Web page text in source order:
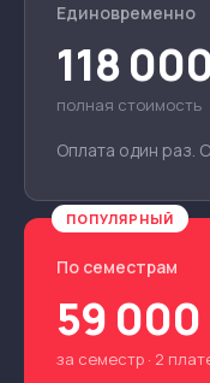
Единовременно
118
полная стоимость
Оплата один раз.
ПОПУЛЯРНЫЙ
По семестрам
59 000
за семестр · 2